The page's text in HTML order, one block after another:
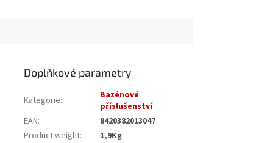
Doplňkové parametry
Kategorie:
Bazénové
příslušenství
EAN:
8420382013047
Product weight:
1,9Kg